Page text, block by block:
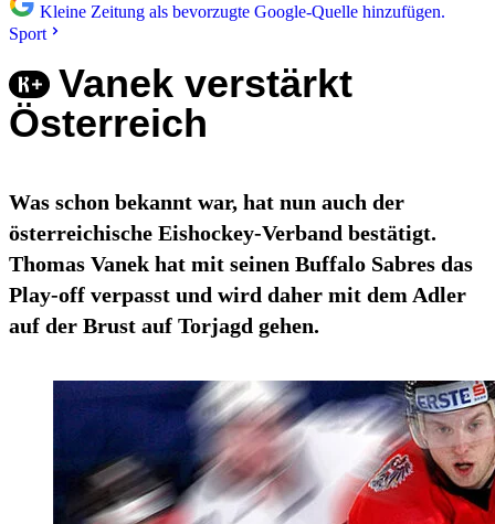
Kleine Zeitung als bevorzugte Google-Quelle hinzufügen.
Sport
Vanek verstärkt
Österreich
Was schon bekannt war, hat nun auch der
österreichische Eishockey-Verband bestätigt.
Thomas Vanek hat mit seinen Buffalo Sabres das
Play-off verpasst und wird daher mit dem Adler
auf der Brust auf Torjagd gehen.